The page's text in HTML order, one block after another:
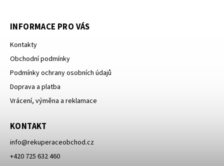
INFORMACE PRO VÁS
Kontakty
Obchodní podmínky
Podmínky ochrany osobních údajů
Doprava a platba
Vrácení, výměna a reklamace
KONTAKT
info@rekuperaceobchod.cz
+420 725 632 460